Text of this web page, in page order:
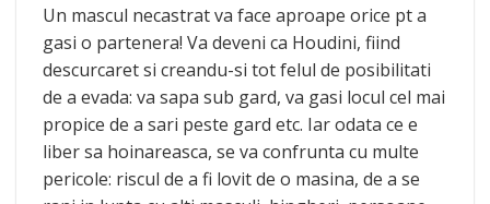
Un mascul necastrat va face aproape orice pt a
gasi o partenera! Va deveni ca Houdini, fiind
descurcaret si creandu-si tot felul de posibilitati
de a evada: va sapa sub gard, va gasi locul cel mai
propice de a sari peste gard etc. Iar odata ce e
liber sa hoinareasca, se va confrunta cu multe
pericole: riscul de a fi lovit de o masina, de a se